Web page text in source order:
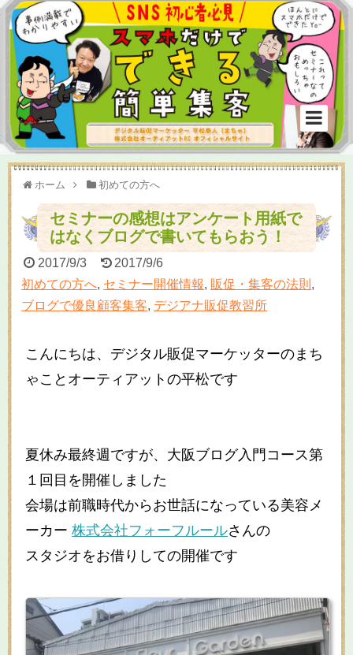
ホーム 初めての方へ
セミナーの感想はアンケート用紙で
はなくブログで書いてもらおう！
2017/9/3
2017/9/6
初めての方へ, セミナー開催情報, 販促・集客の法則 ,
ブログで優良顧客集客, デジアナ販促教習所
こんにちは、デジタル販促マーケッターのまち
ゃことオーティアットの平松です
夏休み最終週ですが、大阪ブログ入門コース第
１回目を開催しました
会場は前職時代からお世話になっている美容メ
ーカー株式会社フォーフルールさんの
スタジオをお借りしての開催です